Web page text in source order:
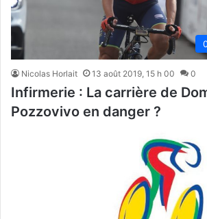
Nicolas Horlait 13 août 2019, 15 h 00 0
Infirmerie : La carrière de
Pozzovivo en danger ?